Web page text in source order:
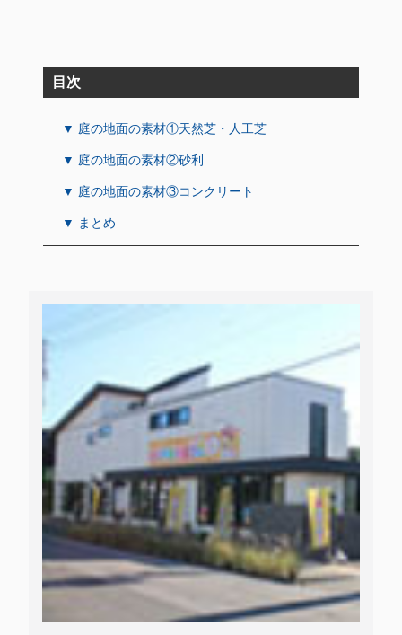
目次
▼ 庭の地面の素材①天然芝・人工芝
▼ 庭の地面の素材②砂利
▼ 庭の地面の素材③コンクリート
▼ まとめ